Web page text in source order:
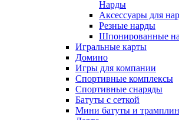
Нарды
Аксессуары для
Резные нарды
Шпонированные
Игральные карты
Домино
Игры для компании
Спортивные комплексы
Спортивные снаряды
Батуты с сеткой
Мини батуты и